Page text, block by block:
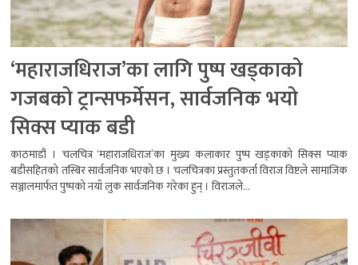
‘महाराजधिराज’का लागि पुष्प खड्काको
गजबको ट्रान्सफर्मेसन, सार्वजनिक भयो
सिक्स प्याक बडी
काठमाडौं । चलचित्र ‘महाराजधिराज’का मुख्य कलाकार पुष्प खड्काको सिक्स प्याक
बडीसहितको तस्बिर सार्वजनिक भएको छ । चलचित्रका प्रस्तुतकर्ता विराज विष्टले सामाजिक
सञ्जालमार्फत पुष्पको नयाँ लुक सार्वजनिक गरेका हुन् । विराजले...